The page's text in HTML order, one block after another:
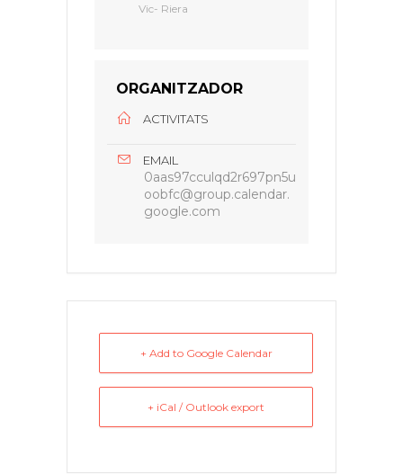
Vic- Riera
ORGANITZADOR
ACTIVITATS
EMAIL
0aas97cculqd2r697pn5u
oobfc@group.calendar.
google.com
+ Add to Google Calendar
+ iCal / Outlook export